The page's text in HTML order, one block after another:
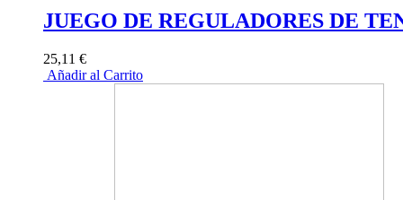
JUEGO DE REGULADORES DE
25,11 €
Añadir al Carrito